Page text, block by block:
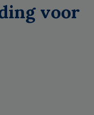
voor